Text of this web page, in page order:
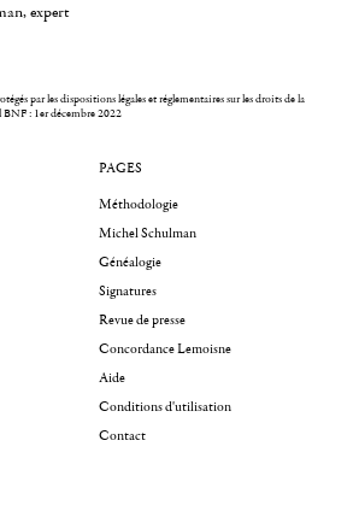
expert
par les dispositions légales et réglementaires sur les droits de la
BNF : 1er décembre 2022
PAGES
Méthodologie
Michel Schulman
Généalogie
Signatures
Revue de presse
Concordance Lemoisne
Aide
Conditions d'utilisation
Contact